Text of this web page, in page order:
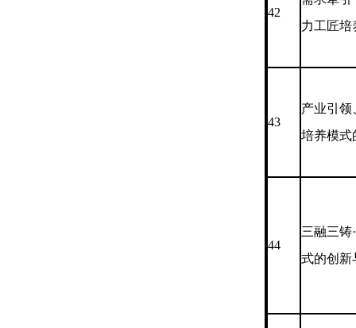
42
力工匠
43
产业引领
培养模
44
三融三铸
式的创